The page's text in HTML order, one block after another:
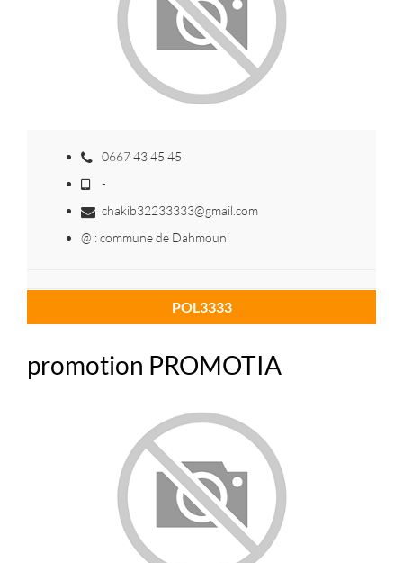
0667 43 45 45
-
chakib32233333@gmail.com
@ : commune de Dahmouni
POL3333
promotion PROMOTIA